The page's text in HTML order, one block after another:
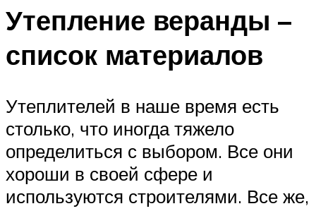
Утепление веранды –
список материалов
Утеплителей в наше время есть
столько, что иногда тяжело
определиться с выбором. Все они
хороши в своей сфере и
используются строителями. Все же,